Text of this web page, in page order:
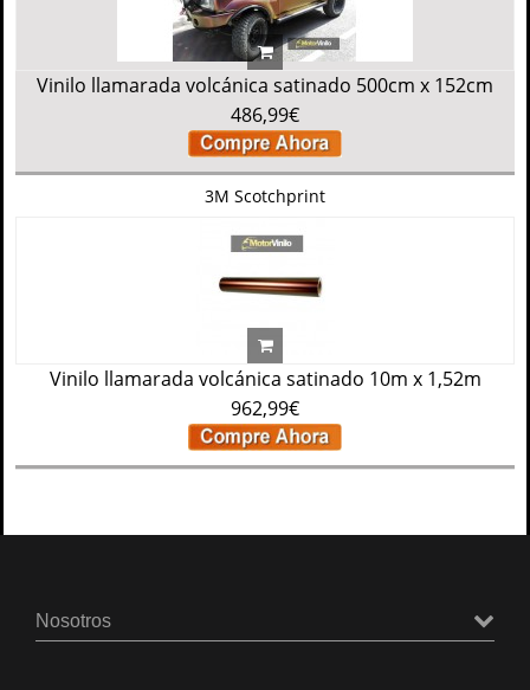
Vinilo llamarada volcánica satinado 500cm x 152cm
486,99€
3M Scotchprint
Vinilo llamarada volcánica satinado 10m x 1,52m
962,99€
Nosotros